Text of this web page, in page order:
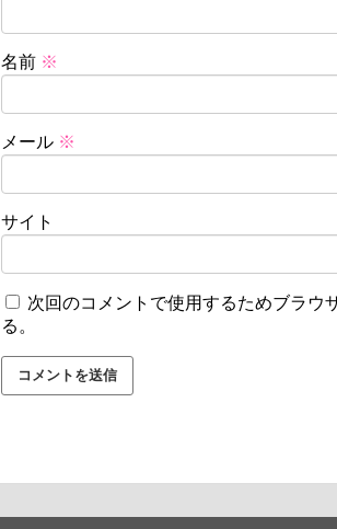
名前 ※
メール ※
サイト
次回のコメントで使用するためブラウ
る。